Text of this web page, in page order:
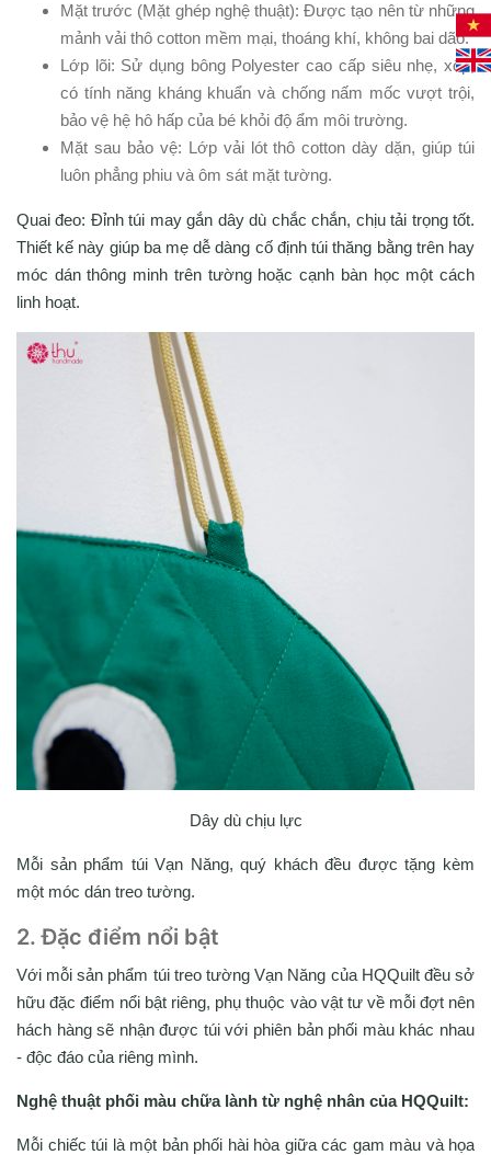
Mặt trước (Mặt ghép nghệ thuật): Được tạo nên từ những
mảnh vải thô cotton mềm mại, thoáng khí, không bai dão.
Lớp lõi: Sử dụng bông Polyester cao cấp siêu nhẹ, xốp,
có tính năng kháng khuẩn và chống nấm mốc vượt trội,
bảo vệ hệ hô hấp của bé khỏi độ ẩm môi trường.
Mặt sau bảo vệ: Lớp vải lót thô cotton dày dặn, giúp túi
luôn phẳng phiu và ôm sát mặt tường.
Quai đeo: Đỉnh túi may gắn dây dù chắc chắn, chịu tải trọng tốt.
Thiết kế này giúp ba mẹ dễ dàng cố định túi thăng bằng trên hay
móc dán thông minh trên tường hoặc cạnh bàn học một cách
linh hoạt.
Dây dù chịu lực
Mỗi sản phẩm túi Vạn Năng, quý khách đều được tặng kèm
một móc dán treo tường.
2. Đặc điểm nổi bật
Với mỗi sản phẩm túi treo tường Vạn Năng của HQQuilt đều sở
hữu đặc điểm nổi bật riêng, phụ thuộc vào vật tư về mỗi đợt nên
hách hàng sẽ nhận được túi với phiên bản phối màu khác nhau
- độc đáo của riêng mình.
Nghệ thuật phối màu chữa lành từ nghệ nhân của HQQuilt:
Mỗi chiếc túi là một bản phối hài hòa giữa các gam màu và họa